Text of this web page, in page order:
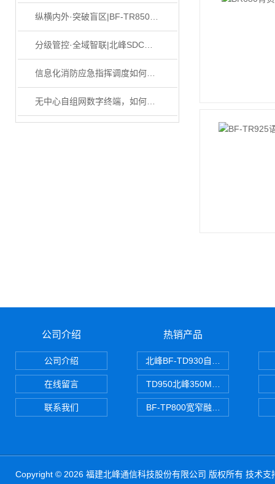
纵横内外·突破盲区|BF-TR8500​高功率全频段数字中继台
分级管控·全域智联|北峰SDC智能互联系统筑牢监管通信基座
信息化消防应急指挥调度如何实现高效救援？
无中心自组网数字终端，如何攻克隧道无网络通信盲区？
公司介绍
公司介绍
在线留言
联系我们
热销产品
北峰BF-TD930自组网对讲机
TD950北峰350M对讲机 PDT数
BF-TP800宽窄融合对讲机
Copyright © 2026 福建北峰通信科技股份有限公司 版权所有 技术支